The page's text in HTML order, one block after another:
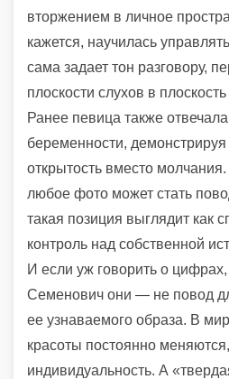
вторжением в личное
кажется, научилась
сама задает тон разговору,
плоскости слухов в
Ранее певица также
беременности,
открытость вместо
любое фото может стать
такая позиция выглядит как
контроль над собственной
И если уж говорить о
Семенович они — не повод
ее узнаваемого образа. В
красоты постоянно
индивидуальность. А